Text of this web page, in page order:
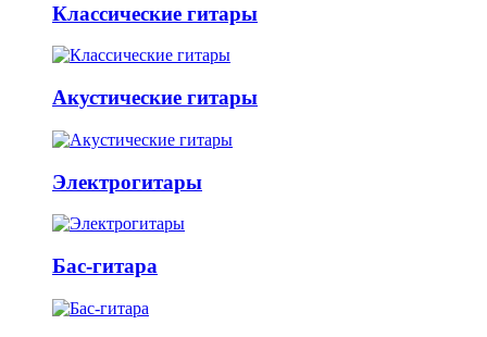
Классические гитары
Акустические гитары
Электрогитары
Бас-гитара